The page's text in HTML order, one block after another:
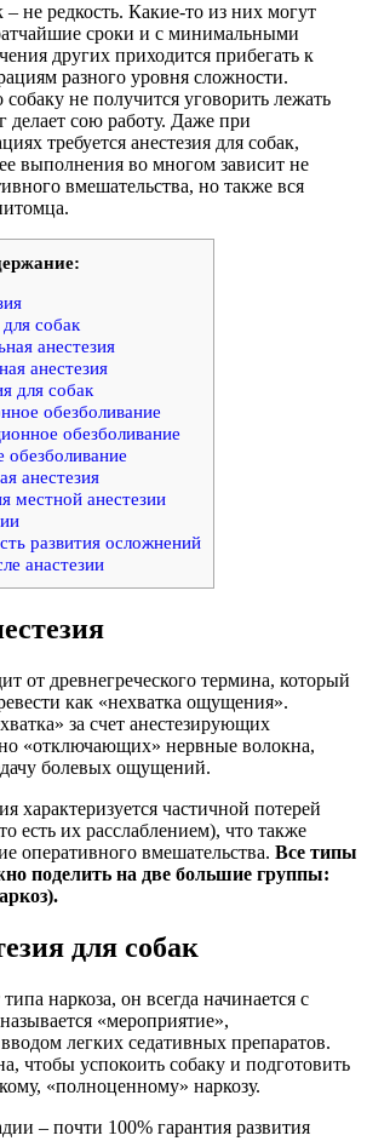
– не редкость. Какие-то из них могут
сроки и с минимальными
других приходится прибегать к
разного уровня сложности.
не получится уговорить лежать
делает сою работу. Даже при
требуется анестезия для собак,
выполнения во многом зависит не
вмешательства, но также вся
собак
анестезия
анестезия
для собак
обезболивание
обезболивание
обезболивание
анестезия
местной анестезии
развития осложнений
анастезии
от древнегреческого термина, который
как «нехватка ощущения».
за счет анестезирующих
«отключающих» нервные волокна,
болевых ощущений.
характеризуется частичной потерей
есть их расслаблением), что также
оперативного вмешательства. Все типы
поделить на две большие группы:
для собак
наркоза, он всегда начинается с
«мероприятие»,
легких седативных препаратов.
чтобы успокоить собаку и подготовить
«полноценному» наркозу.
– почти 100% гарантия развития